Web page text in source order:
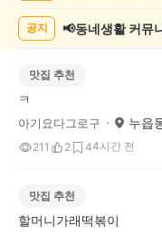
록
공지 📢동네생활 커뮤
맛집 추천
ㅋ
아기요다그로구 누읍
211 2 44시간 전
맛집 추천
할머니가래떡볶이